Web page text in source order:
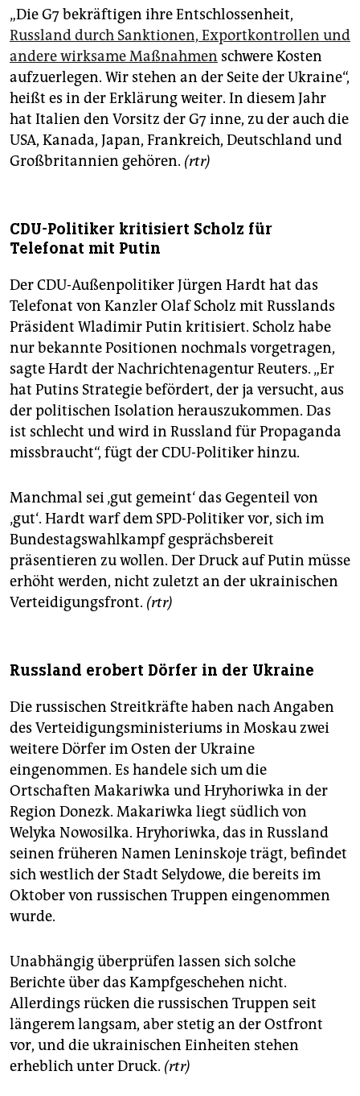
„Die G7 bekräftigen ihre Entschlossenheit,
Russland durch Sanktionen, Exportkontrollen und
andere wirksame Maßnahmen schwere Kosten
aufzuerlegen. Wir stehen an der Seite der Ukraine“,
heißt es in der Erklärung weiter. In diesem Jahr
hat Italien den Vorsitz der G7 inne, zu der auch die
USA, Kanada, Japan, Frankreich, Deutschland und
Großbritannien gehören. (rtr)
CDU-Politiker kritisiert Scholz für
Telefonat mit Putin
Der CDU-Außenpolitiker Jürgen Hardt hat das
Telefonat von Kanzler Olaf Scholz mit Russlands
Präsident Wladimir Putin kritisiert. Scholz habe
nur bekannte Positionen nochmals vorgetragen,
sagte Hardt der Nachrichtenagentur Reuters. „Er
hat Putins Strategie befördert, der ja versucht, aus
der politischen Isolation herauszukommen. Das
ist schlecht und wird in Russland für Propaganda
missbraucht“, fügt der CDU-Politiker hinzu.
Manchmal sei ‚gut gemeint‘ das Gegenteil von
‚gut‘. Hardt warf dem SPD-Politiker vor, sich im
Bundestagswahlkampf gesprächsbereit
präsentieren zu wollen. Der Druck auf Putin müsse
erhöht werden, nicht zuletzt an der ukrainischen
Verteidigungsfront. (rtr)
Russland erobert Dörfer in der Ukraine
Die russischen Streitkräfte haben nach Angaben
des Verteidigungsministeriums in Moskau zwei
weitere Dörfer im Osten der Ukraine
eingenommen. Es handele sich um die
Ortschaften Makariwka und Hryhoriwka in der
Region Donezk. Makariwka liegt südlich von
Welyka Nowosilka. Hryhoriwka, das in Russland
seinen früheren Namen Leninskoje trägt, befindet
sich westlich der Stadt Selydowe, die bereits im
Oktober von russischen Truppen eingenommen
wurde.
Unabhängig überprüfen lassen sich solche
Berichte über das Kampfgeschehen nicht.
Allerdings rücken die russischen Truppen seit
längerem langsam, aber stetig an der Ostfront
vor, und die ukrainischen Einheiten stehen
erheblich unter Druck. (rtr)